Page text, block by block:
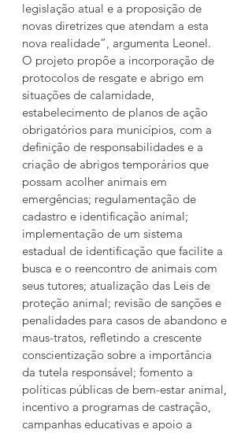
legislação atual e a proposição de
novas diretrizes que atendam a esta
nova realidade”, argumenta Leonel.
O projeto propõe a incorporação de
protocolos de resgate e abrigo em
situações de calamidade,
estabelecimento de planos de ação
obrigatórios para municípios, com a
definição de responsabilidades e a
criação de abrigos temporários que
possam acolher animais em
emergências; regulamentação de
cadastro e identificação animal;
implementação de um sistema
estadual de identificação que facilite a
busca e o reencontro de animais com
seus tutores; atualização das Leis de
proteção animal; revisão de sanções e
penalidades para casos de abandono e
maus-tratos, refletindo a crescente
conscientização sobre a importância
da tutela responsável; fomento a
políticas públicas de bem-estar animal,
incentivo a programas de castração,
campanhas educativas e apoio a